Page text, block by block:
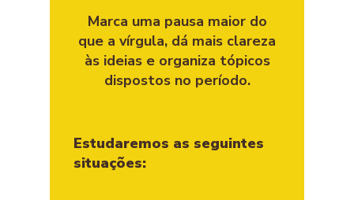
Marca uma pausa maior do
que a vírgula, dá mais clareza
às ideias e organiza tópicos
dispostos no período.
Estudaremos as seguintes
situações: